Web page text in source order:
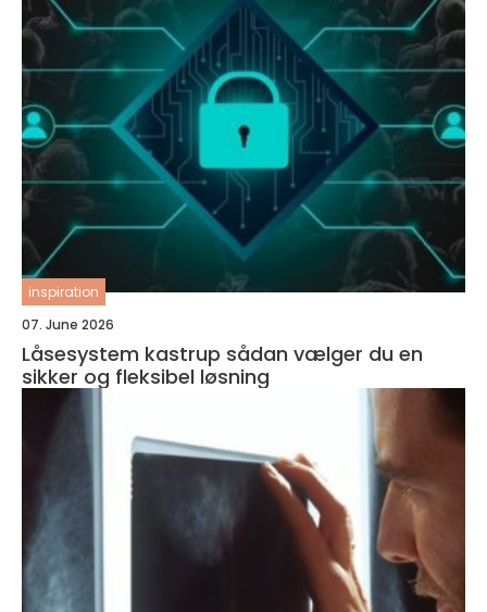
inspiration
07. June 2026
Låsesystem kastrup sådan vælger du en
sikker og fleksibel løsning